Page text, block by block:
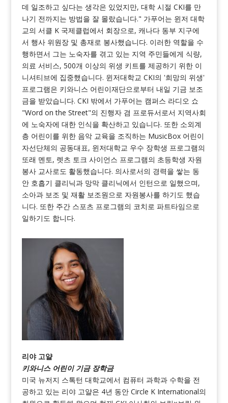
데 일조하고 싶다는 생각은 있었지만, 대학 시절 CKI를 만
나기 전까지는 방법을 잘 몰랐습니다." 가푸어는 윈저 대학
교의 서클 K 국제클럽에서 회장으로, 캐나다 동부 지구에
서 행사 위원장 및 총재로 봉사했습니다. 이러한 역할을 수
행하면서 그는 노숙자를 겪고 있는 지역 주민들에게 식량,
의료 서비스, 500개 이상의 위생 키트를 제공하기 위한 이
니셔티브에 집중했습니다. 윈저대학교 CKI의 '희망의 위생'
프로그램은 키와니스 어린이재단으로부터 내일 기금 보조
금을 받았습니다. CKI 밖에서 가푸어는 캠퍼스 라디오 쇼
"Word on the Street"의 진행자 겸 프로듀서로서 지역사회
에 노숙자에 대한 인식을 확산하고 있습니다. 또한 소외계
층 어린이를 위한 음악 교육을 조직하는 MusicBox 어린이
자선단체의 공동대표, 윈저대학교 우수 장학생 프로그램의
또래 멘토, 렛츠 토크 사이언스 프로그램의 초등학생 자원
봉사 교사로도 활동했습니다. 의사로서의 경력을 쌓는 동
안 호흡기 클리닉과 망막 클리닉에서 인턴으로 일했으며,
소아과 보조 및 재활 보조원으로 자원봉사를 하기도 했습
니다. 또한 주간 스포츠 프로그램의 코치로 파트타임으로
일하기도 합니다.
리야 고얄
키와니스 어린이 기금 장학금
미국 뉴저지 스톡턴 대학교에서 컴퓨터 과학과 수학을 전
공하고 있는 리야 고얄은 4년 동안 Circle K International의